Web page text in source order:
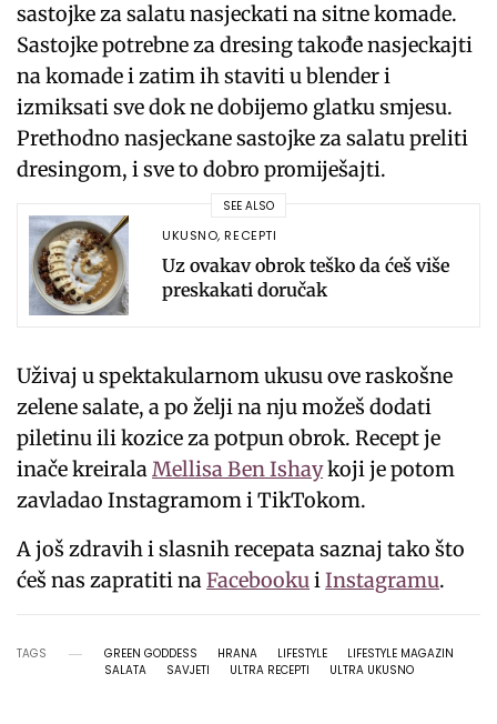
sastojke za salatu nasjeckati na sitne komade.
Sastojke potrebne za dresing takođe nasjeckajti
na komade i zatim ih staviti u blender i
izmiksati sve dok ne dobijemo glatku smjesu.
Prethodno nasjeckane sastojke za salatu preliti
dresingom, i sve to dobro promiješajti.
SEE ALSO
UKUSNO,RECEPTI
Uz ovakav obrok teško da ćeš više
preskakati doručak
Uživaj u spektakularnom ukusu ove raskošne
zelene salate, a po želji na nju možeš dodati
piletinu ili kozice za potpun obrok. Recept je
inače kreiralaMellisa Ben Ishaykoji je potom
zavladao Instagramom i TikTokom.
A još zdravih i slasnih recepata saznaj tako što
ćeš nas zapratiti naFacebookuiInstagramu.
TAGS GREEN GODDESS HRANA LIFESTYLE
LIFESTYLE MAGAZIN
SALATA
SAVJETI ULTRA RECEPTI ULTRA UKUSNO